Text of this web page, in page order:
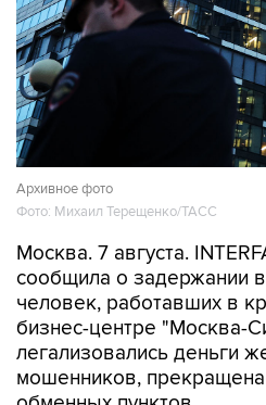
Архивное фото
Фото: Михаил Терещенко/ТАСС
Москва. 7 августа.
сообщила о задержании
человек, работавших в
бизнес-центре "Москва-
легализовались деньги
мошенников, прекращена